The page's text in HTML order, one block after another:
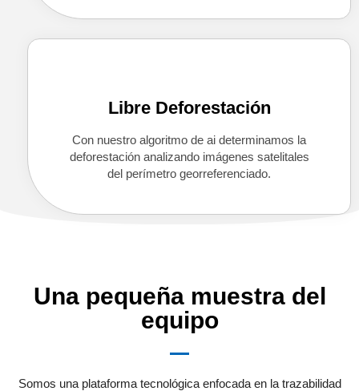
Libre Deforestación
Con nuestro algoritmo de ai determinamos la
deforestación analizando imágenes satelitales
del perímetro georreferenciado.
Una pequeña muestra del
equipo
Somos una plataforma tecnológica enfocada en la trazabilidad